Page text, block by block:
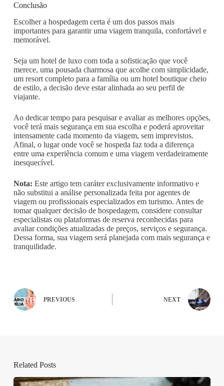
Conclusão
Escolher a hospedagem certa é um dos passos mais
importantes para garantir uma viagem tranquila, confortável e
memorável.
Seja um hotel de luxo com toda a sofisticação que você
merece, uma pousada charmosa que acolhe com simplicidade,
um resort completo para a família ou um hotel boutique cheio
de estilo, a decisão deve estar alinhada ao seu perfil de
viajante.
Ao dedicar tempo para pesquisar e avaliar as melhores opções,
você terá mais segurança em sua escolha e poderá aproveitar
intensamente cada momento da viagem, sem imprevistos.
Afinal, o lugar onde você se hospeda faz toda a diferença
entre uma experiência comum e uma viagem verdadeiramente
inesquecível.
Nota: Este artigo tem caráter exclusivamente informativo e
não substitui a análise personalizada feita por agentes de
viagem ou profissionais especializados em turismo. Antes de
tomar qualquer decisão de hospedagem, considere consultar
especialistas ou plataformas de reserva reconhecidas para
avaliar condições atualizadas de preços, serviços e segurança.
Dessa forma, sua viagem será planejada com mais segurança e
tranquilidade.
PREVIOUS NEXT
Related Posts